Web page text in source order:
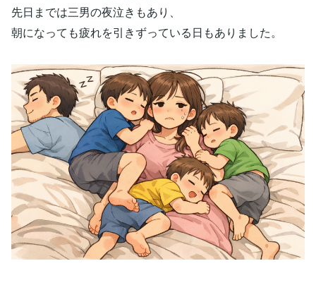
先日までは三男の夜泣きもあり、
朝になっても疲れを引きずっている日もありました。